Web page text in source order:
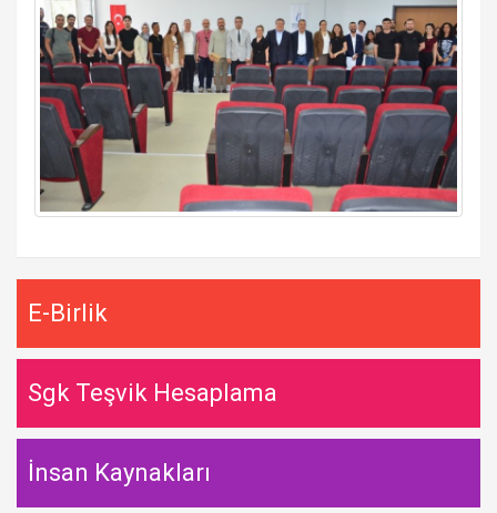
E-Birlik
Sgk Teşvik Hesaplama
İnsan Kaynakları